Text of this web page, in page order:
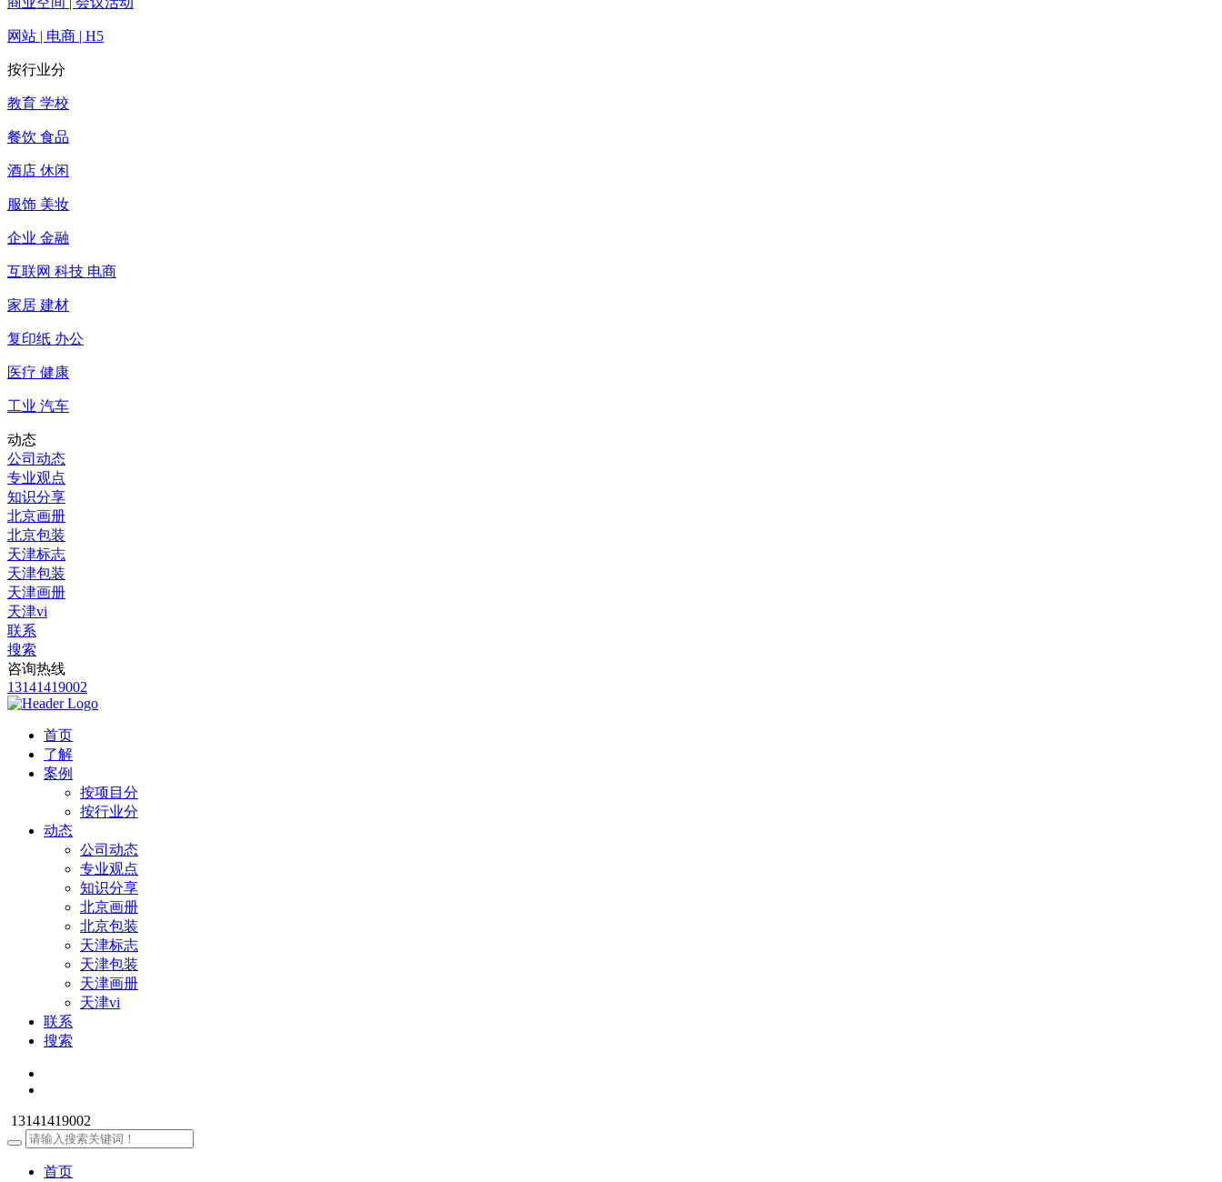
网站 | 电商 | H5
按行业分
教育 学校
餐饮 食品
酒店 休闲
服饰 美妆
企业 金融
互联网 科技 电商
家居 建材
复印纸 办公
医疗 健康
工业 汽车
动态
公司动态
专业观点
知识分享
北京画册
北京包装
天津标志
天津包装
天津画册
天津vi
联系
搜索
咨询热线
13141419002
首页
了解
案例
按项目分
按行业分
动态
公司动态
专业观点
知识分享
北京画册
北京包装
天津标志
天津包装
天津画册
天津vi
联系
搜索
13141419002
首页